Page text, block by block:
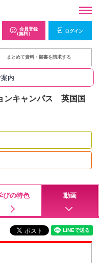
会員登録
（無料）
ログイン
まとめて資料・願書を請求する
内
ンキャンパス 英国国
びの特色 動画